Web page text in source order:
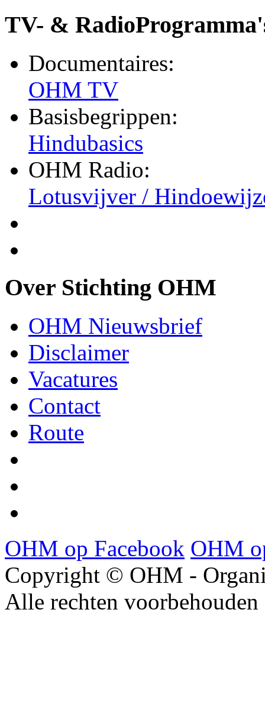
TV- &
Documentaires:
OHM TV
Basisbegrippen:
Hindubasics
OHM Radio:
Lotusvijver /
Over Stichting OHM
OHM Nieuwsbrief
Disclaimer
Vacatures
Contact
Route
OHM op Facebook OHM
Copyright © OHM -
Alle rechten